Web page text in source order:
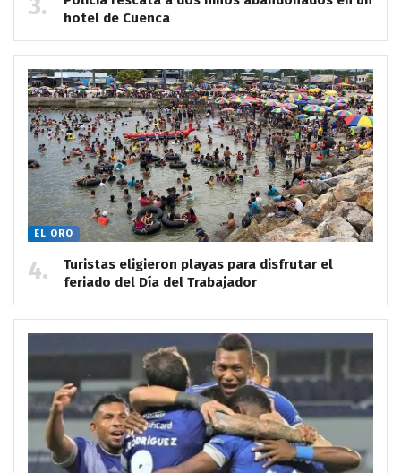
hotel de Cuenca
EL ORO
Turistas eligieron playas para disfrutar el
feriado del Día del Trabajador